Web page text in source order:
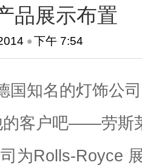
品展示布置
•下午 7:54
国知名的灯饰公
的客户吧——劳斯
为Rolls-Royce